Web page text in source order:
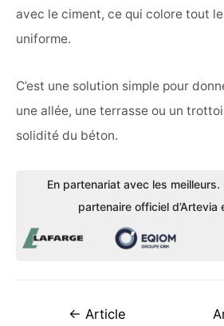
avec le ciment, ce qui colore tout
uniforme.
C’est une solution simple pour
une allée, une terrasse ou un
solidité du béton.
En partenariat avec les
partenaire officiel d’Artevia
Navigation
← Article